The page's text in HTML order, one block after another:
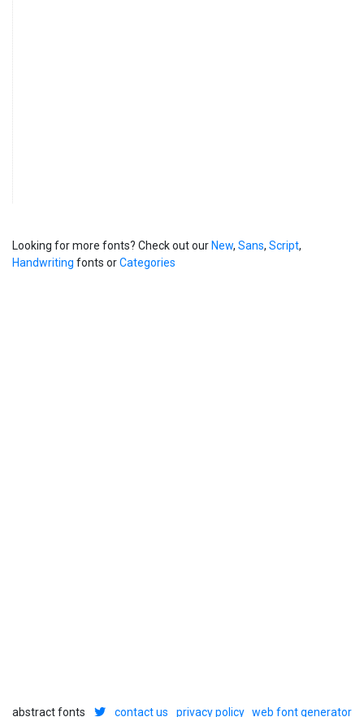
Looking for more fonts? Check out our New, Sans, Script,
Handwriting fonts orCategories
abstract fonts contact us privacy policy web font generator